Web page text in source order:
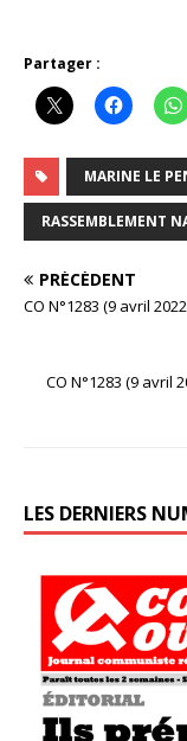
Partager :
MARINE LE
RASSEMBLEMENT
PRÉCÉDENT
CO N°1283 (9 avril
CO N°1283 (9 avril
LES DERNIERS